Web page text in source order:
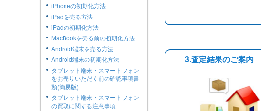
3.査定結果のご案内
iPhoneの初期化方法
iPadを売る方法
iPadの初期化方法
MacBookを売る前の初期化方法
Android端末を売る方法
Android端末の初期化方法
タブレット端末・スマートフォン
をお売りいただく前の確認事項書
類(簡易版)
タブレット端末・スマートフォン
の買取に関する注意事項